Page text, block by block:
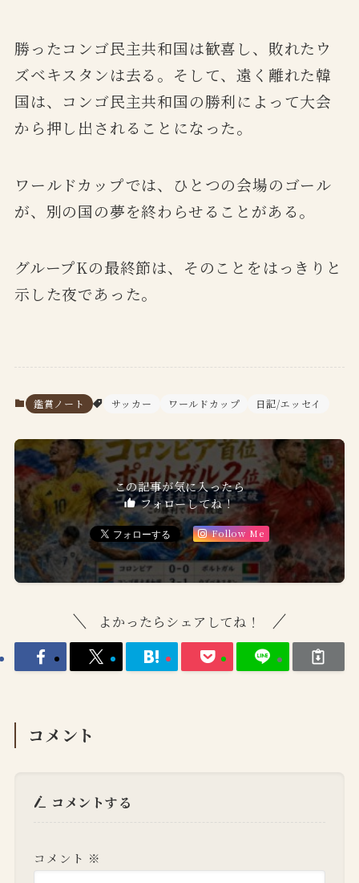
勝ったコンゴ民主共和国は歓喜し、敗れたウ
ズベキスタンは去る。そして、遠く離れた韓
国は、コンゴ民主共和国の勝利によって大会
から押し出されることになった。
ワールドカップでは、ひとつの会場のゴール
が、別の国の夢を終わらせることがある。
グループKの最終節は、そのことをはっきりと
示した夜であった。
鑑賞ノート サッカー ワールドカップ 日記/エッセイ
この記事が気に入ったら
フォローしてね！
Follow Me
よかったらシェアしてね！
コメント
コメントする
コメント ※